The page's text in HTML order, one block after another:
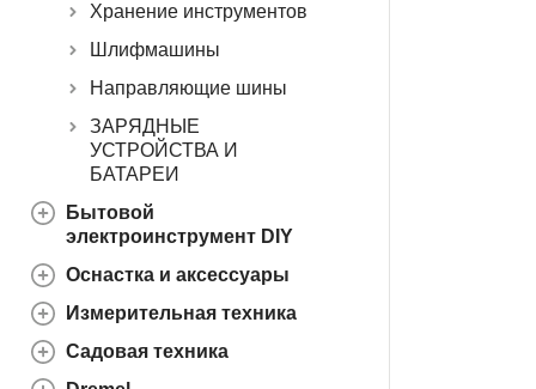
Хранение инструментов
Шлифмашины
Направляющие шины
ЗАРЯДНЫЕ
УСТРОЙСТВА И
БАТАРЕИ
Бытовой
электроинструмент DIY
Оснастка и аксессуары
Измерительная техника
Садовая техника